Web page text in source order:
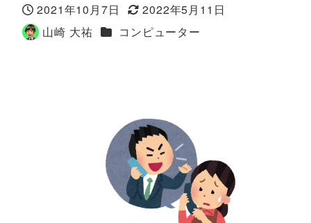
投稿日
2021年10月7日
更新日
2022年5月11日
著
山崎 大祐 カテゴリー
コンピューター